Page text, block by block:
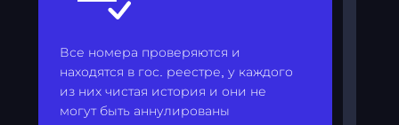
Все номера проверяются и
находятся в гос. реестре, у каждого
из них чистая история и они не
могут быть аннулированы